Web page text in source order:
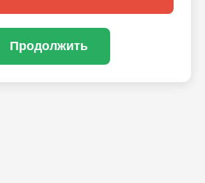
Продолжить